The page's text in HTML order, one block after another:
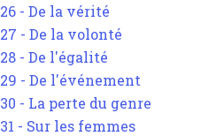
26 - De la vérité
27 - De la volonté
28 - De l'égalité
29 - De l'événement
30 - La perte du genre
31 - Sur les femmes